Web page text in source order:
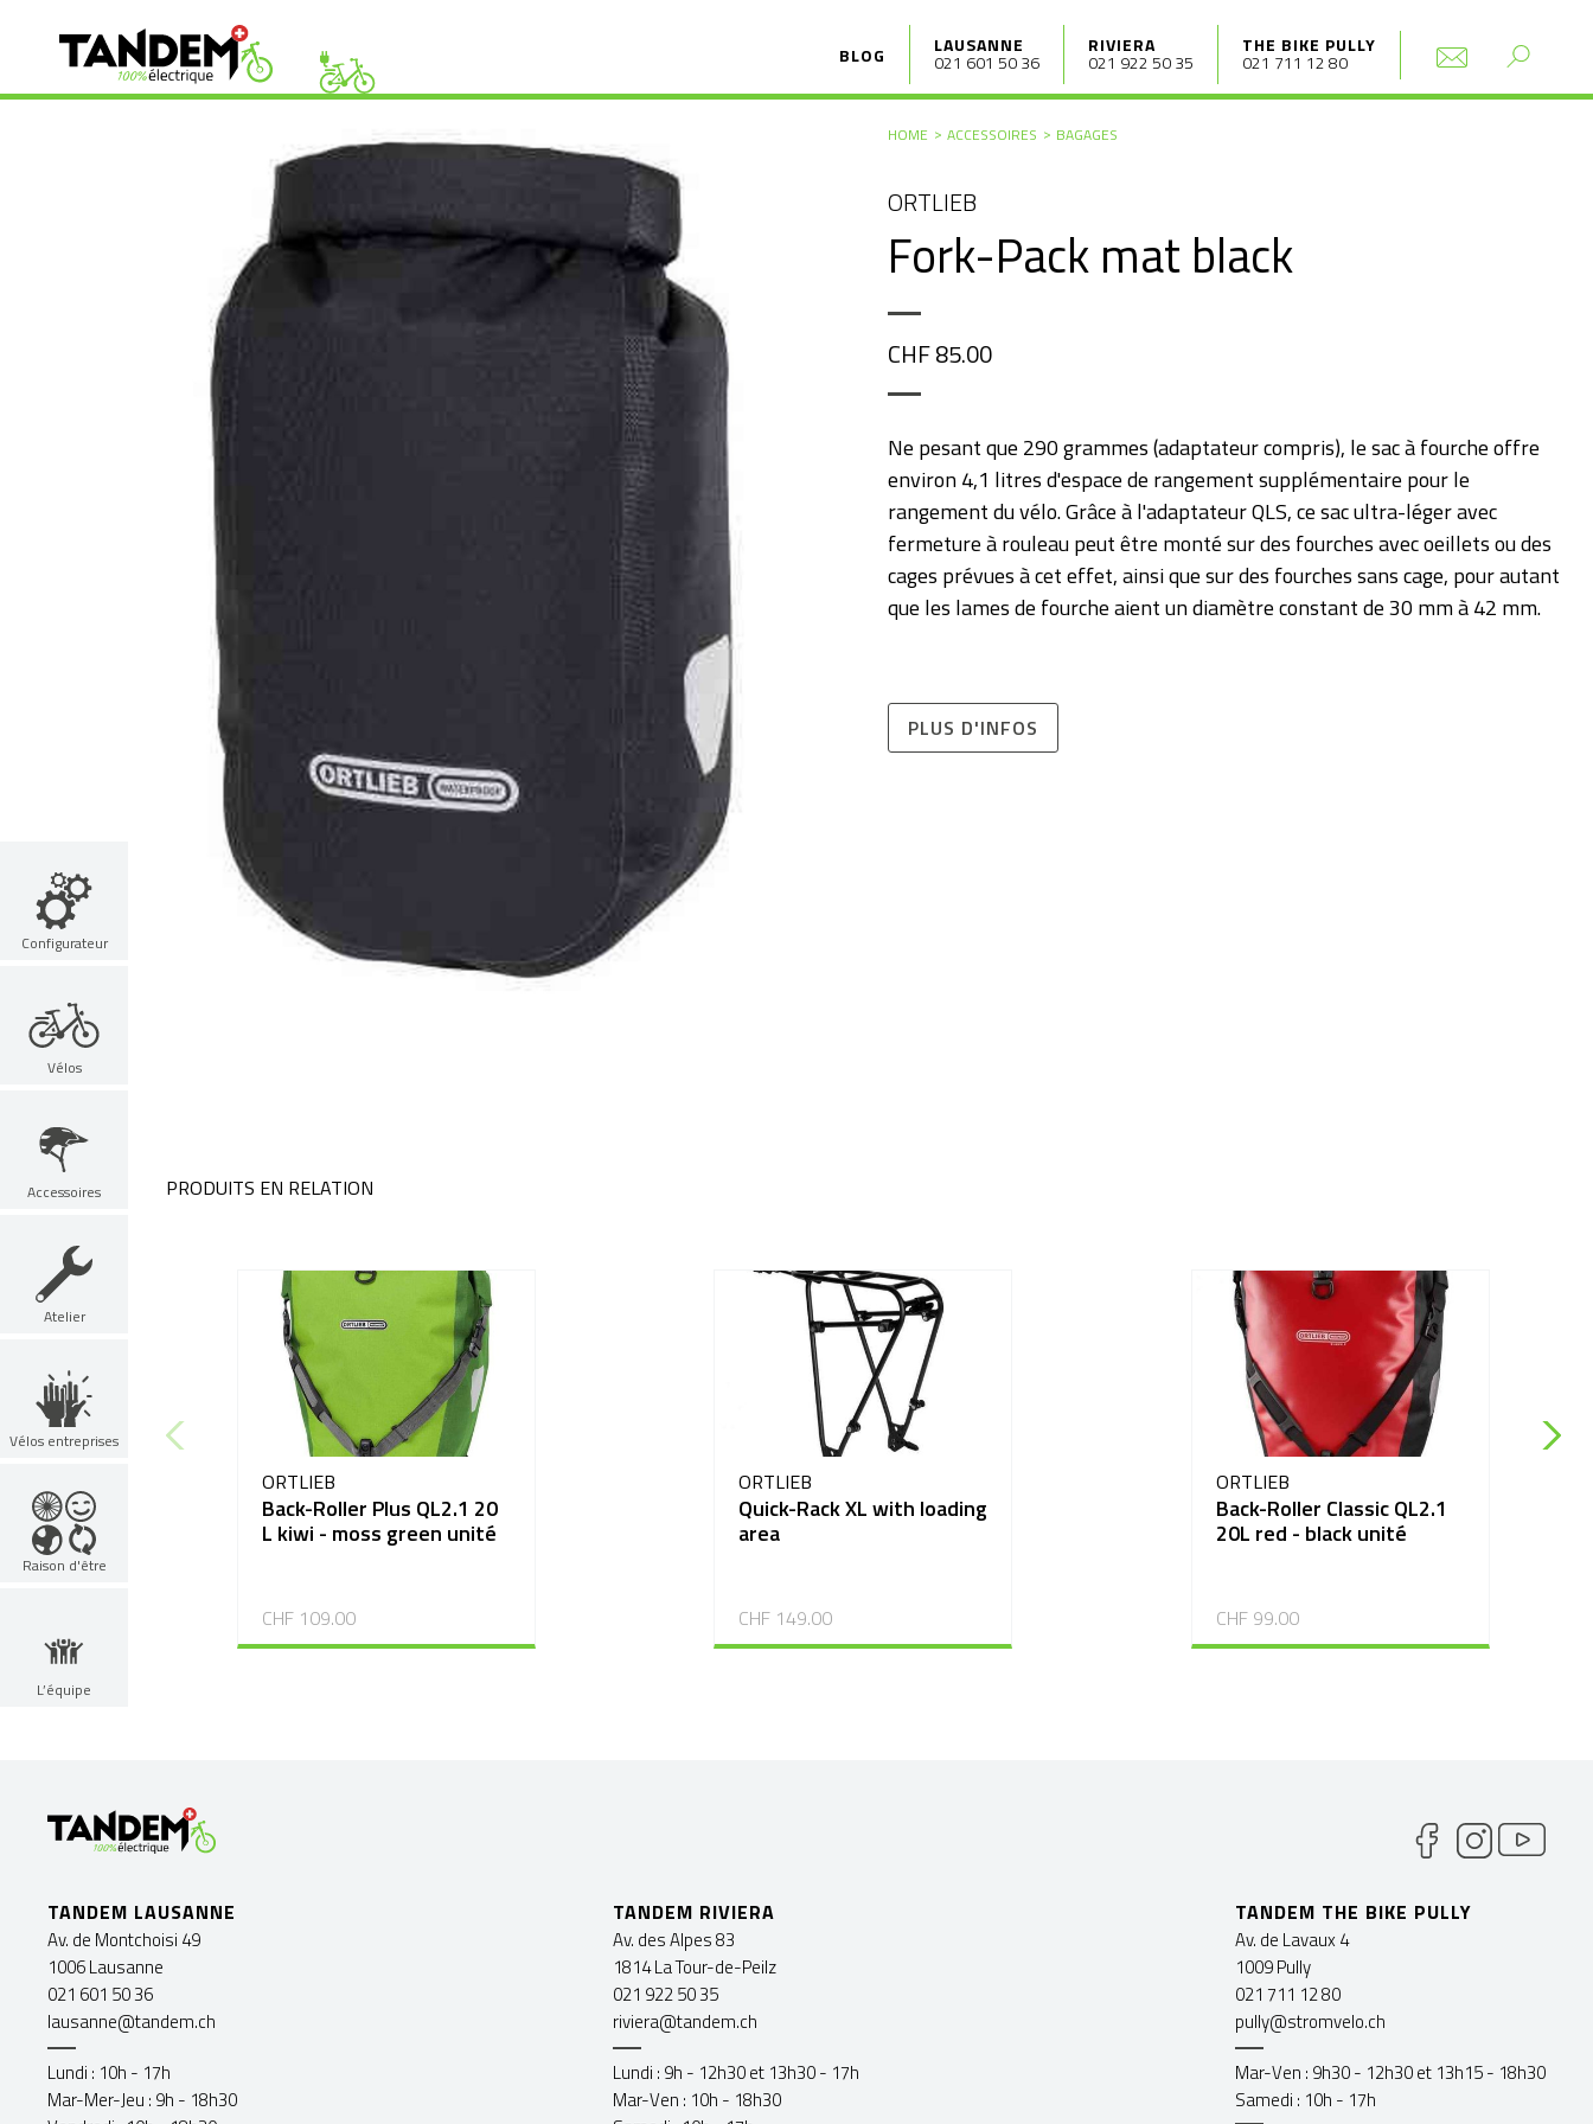
BLOG LAUSANNE
021 601 50 36
RIVIERA
021 922 50 35
THE BIKE PULLY
021 711 12 80
Configurateur
Vélos
Accessoires
Atelier
Vélos entreprises
Raison d'être
L’équipe
HOME ACCESSOIRES BAGAGES
ORTLIEB
Fork-Pack mat black
CHF 85.00
Ne pesant que 290 grammes (adaptateur compris), le sac à fourche offre
environ 4,1 litres d'espace de rangement supplémentaire pour le
rangement du vélo. Grâce à l'adaptateur QLS, ce sac ultra-léger avec
fermeture à rouleau peut être monté sur des fourches avec oeillets ou des
cages prévues à cet effet, ainsi que sur des fourches sans cage, pour autant
que les lames de fourche aient un diamètre constant de 30 mm à 42 mm.
PLUS D'INFOS
PRODUITS EN RELATION
ORTLIEB
Back-Roller Plus QL2.1 20
L kiwi - moss green unité
CHF 109.00
ORTLIEB
Quick-Rack XL with loading
area
CHF 149.00
ORTLIEB
Back-Roller Classic QL2.1
20L red - black unité
CHF 99.00
TANDEM LAUSANNE
Av. de Montchoisi 49
1006 Lausanne
021 601 50 36
lausanne@tandem.ch
Lundi : 10h - 17h
Mar-Mer-Jeu : 9h - 18h30
TANDEM RIVIERA
Av. des Alpes 83
1814 La Tour-de-Peilz
021 922 50 35
riviera@tandem.ch
Lundi : 9h - 12h30 et 13h30 - 17h
Mar-Ven : 10h - 18h30
TANDEM THE BIKE PULLY
Av. de Lavaux 4
1009 Pully
021 711 12 80
pully@stromvelo.ch
Mar-Ven : 9h30 - 12h30 et 13h15 - 18h30
Samedi : 10h - 17h